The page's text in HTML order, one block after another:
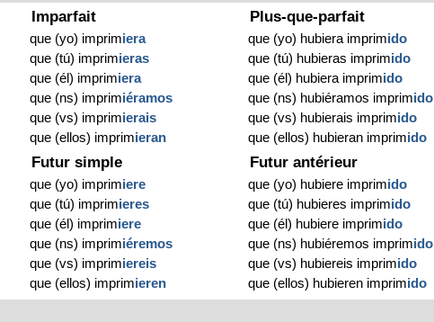
Imparfait
que (yo) imprimiera
que (tú) imprimieras
que (él) imprimiera
que (ns) imprimiéramos
que (vs) imprimierais
que (ellos) imprimieran
Plus-que-parfait
que (yo) hubiera imprimido
que (tú) hubieras imprimido
que (él) hubiera imprimido
que (ns) hubiéramos imprimido
que (vs) hubierais imprimido
que (ellos) hubieran imprimido
Futur simple
que (yo) imprimiere
que (tú) imprimieres
que (él) imprimiere
que (ns) imprimiéremos
que (vs) imprimiereis
que (ellos) imprimieren
Futur antérieur
que (yo) hubiere imprimido
que (tú) hubieres imprimido
que (él) hubiere imprimido
que (ns) hubiéremos imprimido
que (vs) hubiereis imprimido
que (ellos) hubieren imprimido